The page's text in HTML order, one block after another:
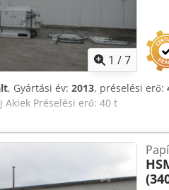
1 /7
, Gyártási év: 2013, préselési erő:
Akiek Préselési erő: 40 t